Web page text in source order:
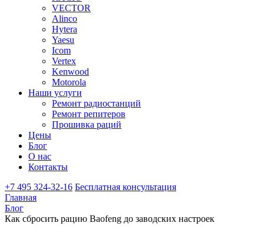
VECTOR
Alinco
Hytera
Yaesu
Icom
Vertex
Kenwood
Motorola
Наши услуги
Ремонт радиостанций
Ремонт репитеров
Прошивка раций
Цены
Блог
О нас
Контакты
+7 495 324-32-16 Бесплатная консультация
Главная
Блог
Как сбросить рацию Baofeng до заводских настроек